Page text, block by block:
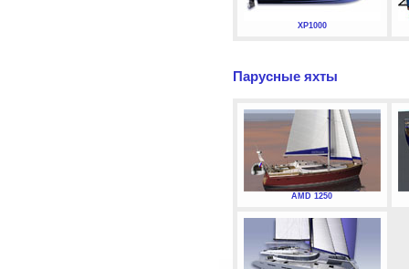
XP1000
Парусные яхты
AMD 1250